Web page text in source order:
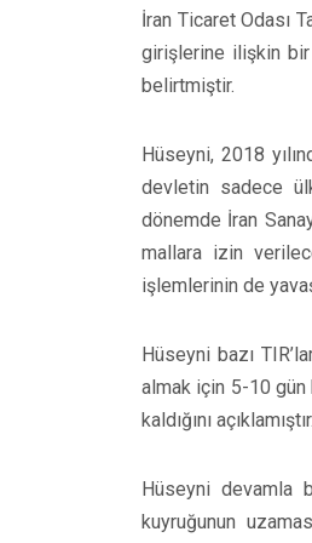
İran Ticaret Odası
girişlerine ilişkin bir
belirtmiştir.
Hüseyni, 2018
devletin sadece
dönemde İran
mallara izin
işlemlerinin de
Hüseyni bazı
almak için 5-10
kaldığını açıklamıştır.
Hüseyni devamla
kuyruğunun